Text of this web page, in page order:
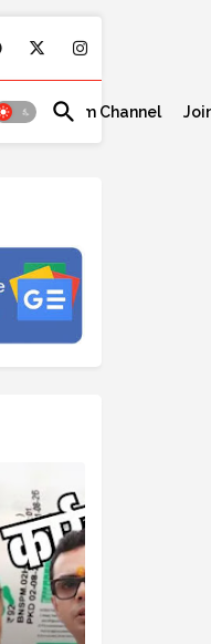
Telegram Channel